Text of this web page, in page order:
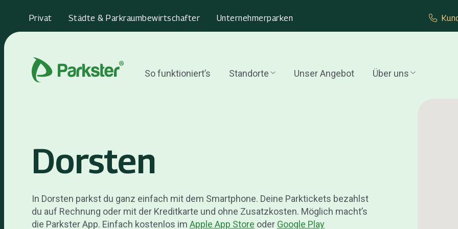
Privat Städte & Parkraumbewirtschafter Unternehmer­parken
So funktioniert’s Standorte Unser Angebot Über uns
Dorsten
In Dorsten parkst du ganz einfach mit dem Smartphone. Deine Parktickets bezahlst
du auf Rechnung oder mit der Kreditkarte und ohne Zusatzkosten. Möglich macht’s
die Parkster App. Einfach kostenlos im Apple App Store oder Google Play